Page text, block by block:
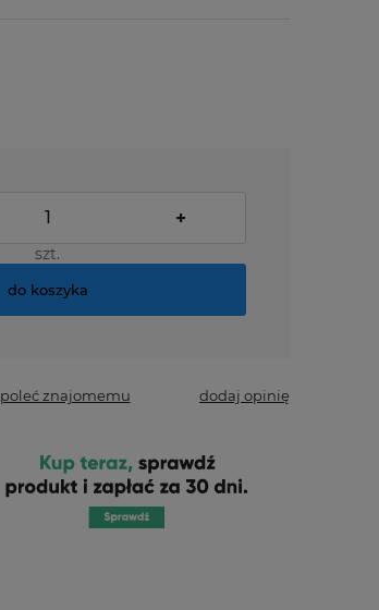
+
szt.
do koszyka
poleć znajomemu
dodaj opinię